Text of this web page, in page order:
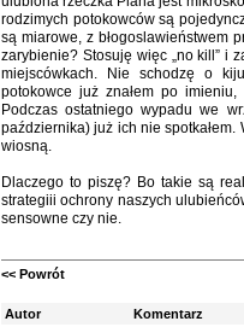
rodzimych potokowców są
są miarowe, z błogoslawieństwem
zarybienie? Stosuję więc „no kill” i
miejscówkach. Nie schodzę o
potokowce już znałem po
Podczas ostatniego wypadu we
października) już ich nie spotkałem.
wiosną.
Dlaczego to piszę? Bo takie są
strategiii ochrony naszych
sensowne czy nie.
<< Powrót
Autor
Komentarz